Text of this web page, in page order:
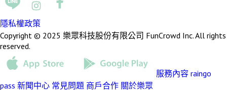
隱私權政策
Copyright © 2025 樂眾科技股份有限公司 FunCrowd Inc. All rights
reserved.
服務內容 raingo
pass 新聞中心 常見問題 商戶合作 關於樂眾